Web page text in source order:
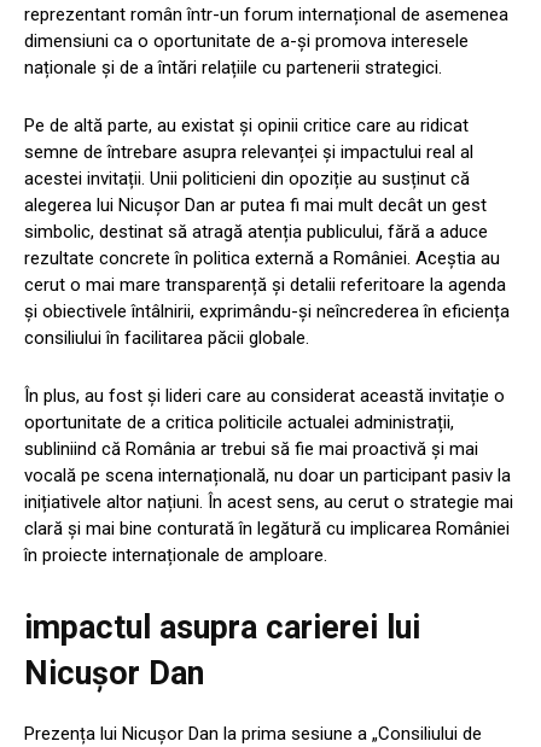
reprezentant român într-un forum internațional de asemenea
dimensiuni ca o oportunitate de a-și promova interesele
naționale și de a întări relațiile cu partenerii strategici.
Pe de altă parte, au existat și opinii critice care au ridicat
semne de întrebare asupra relevanței și impactului real al
acestei invitații. Unii politicieni din opoziție au susținut că
alegerea lui Nicușor Dan ar putea fi mai mult decât un gest
simbolic, destinat să atragă atenția publicului, fără a aduce
rezultate concrete în politica externă a României. Aceștia au
cerut o mai mare transparență și detalii referitoare la agenda
și obiectivele întâlnirii, exprimându-și neîncrederea în eficiența
consiliului în facilitarea păcii globale.
În plus, au fost și lideri care au considerat această invitație o
oportunitate de a critica politicile actualei administrații,
subliniind că România ar trebui să fie mai proactivă și mai
vocală pe scena internațională, nu doar un participant pasiv la
inițiativele altor națiuni. În acest sens, au cerut o strategie mai
clară și mai bine conturată în legătură cu implicarea României
în proiecte internaționale de amploare.
impactul asupra carierei lui
Nicușor Dan
Prezența lui Nicușor Dan la prima sesiune a „Consiliului de